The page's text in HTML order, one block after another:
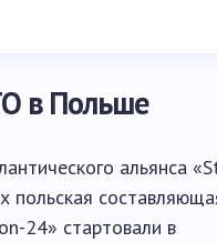
в Польше
альянса
польская
24» стартовали в